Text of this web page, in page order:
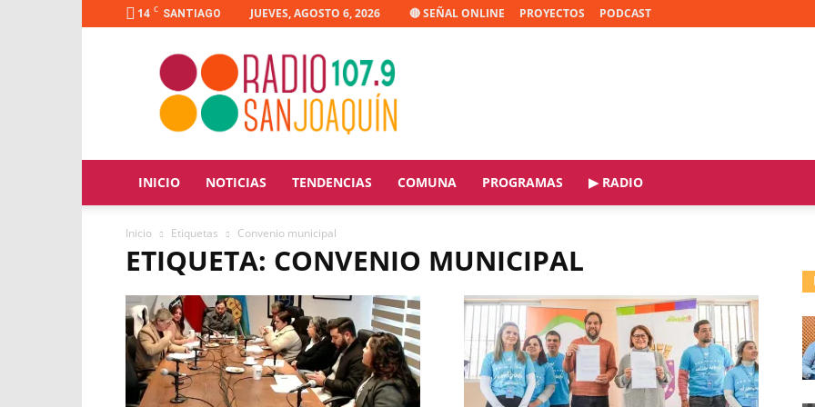
14 C SANTIAGO JUEVES, AGOSTO 6, 2026 🔴 SEÑAL ONLINE PROYECTOS PODCAST
Radio
Joaquín
INICIO NOTICIAS TENDENCIAS COMUNA PROGRAMAS ▶ RADIO
Inicio Etiquetas Convenio municipal
ETIQUETA: CONVENIO MUNICIPAL